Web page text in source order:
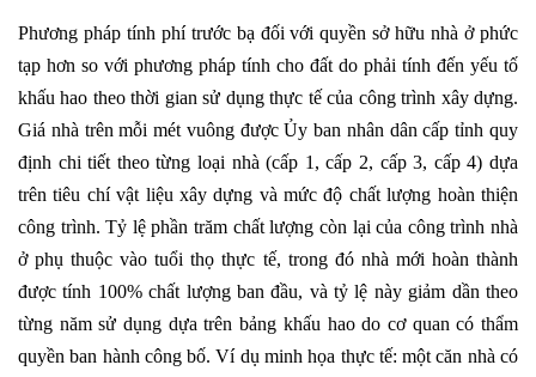
Phương pháp tính phí trước bạ đối với quyền sở hữu nhà ở phức
tạp hơn so với phương pháp tính cho đất do phải tính đến yếu tố
khấu hao theo thời gian sử dụng thực tế của công trình xây dựng.
Giá nhà trên mỗi mét vuông được Ủy ban nhân dân cấp tỉnh quy
định chi tiết theo từng loại nhà (cấp 1, cấp 2, cấp 3, cấp 4) dựa
trên tiêu chí vật liệu xây dựng và mức độ chất lượng hoàn thiện
công trình. Tỷ lệ phần trăm chất lượng còn lại của công trình nhà
ở phụ thuộc vào tuổi thọ thực tế, trong đó nhà mới hoàn thành
được tính 100% chất lượng ban đầu, và tỷ lệ này giảm dần theo
từng năm sử dụng dựa trên bảng khấu hao do cơ quan có thẩm
quyền ban hành công bố. Ví dụ minh họa thực tế: một căn nhà có